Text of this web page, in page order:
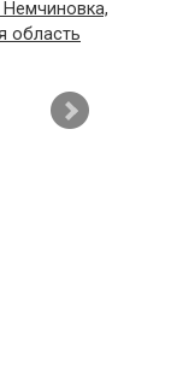
область